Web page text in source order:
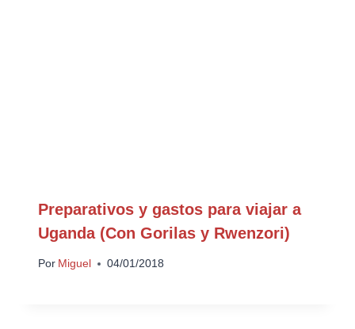
Preparativos y gastos para viajar a
Uganda (Con Gorilas y Rwenzori)
Por Miguel 04/01/2018